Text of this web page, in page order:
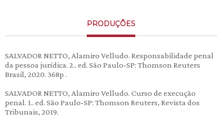
PRODUÇÕES
SALVADOR NETTO, Alamiro Velludo. Responsabilidade penal
da pessoa jurídica. 2.. ed. São Paulo-SP: Thomson Reuters
Brasil, 2020. 368p .
SALVADOR NETTO, Alamiro Velludo. Curso de execução
penal. 1.. ed. São Paulo-SP: Thomson Reuters, Revista dos
Tribunais, 2019.